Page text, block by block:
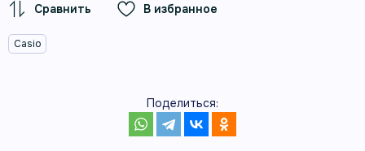
В избранное
Casio
Поделиться: